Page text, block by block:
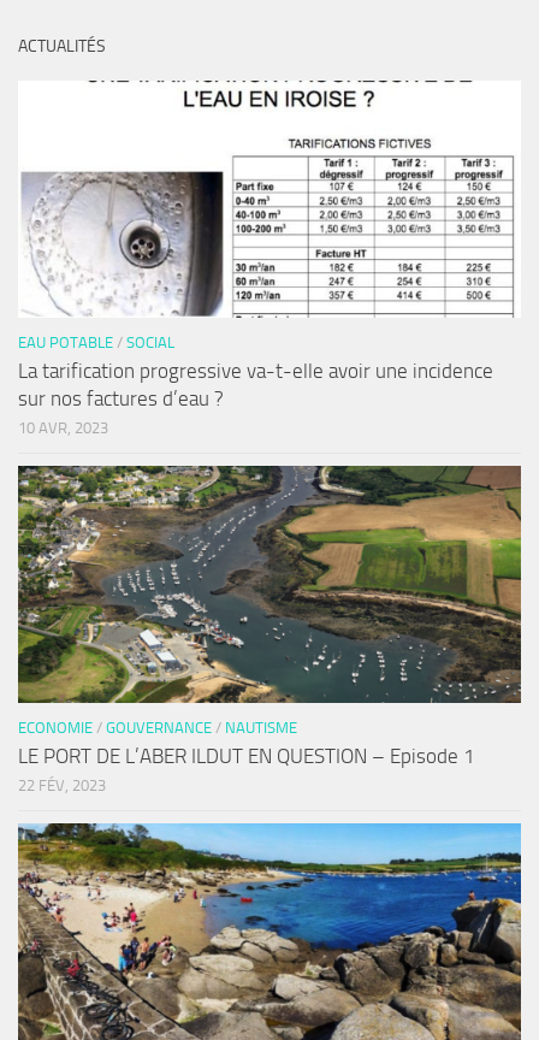
ACTUALITÉS
EAU POTABLE / SOCIAL
La tarification progressive va-t-elle avoir une incidence
sur nos factures d’eau ?
10 AVR, 2023
ECONOMIE / GOUVERNANCE / NAUTISME
LE PORT DE L’ABER ILDUT EN QUESTION – Episode 1
22 FÉV, 2023